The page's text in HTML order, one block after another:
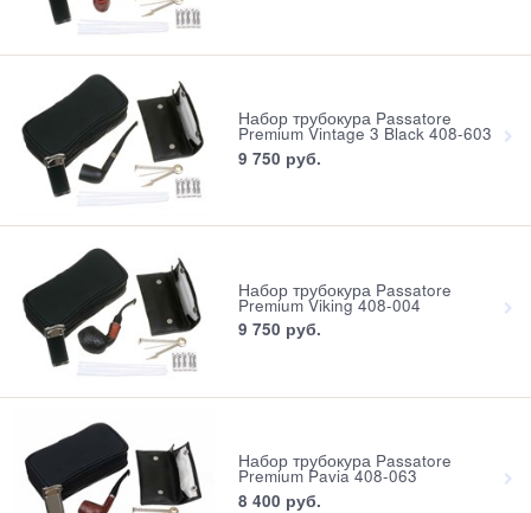
Набор трубокура Passatore
Premium Vintage 3 Black 408-603
9 750 руб.
Набор трубокура Passatore
Premium Viking 408-004
9 750 руб.
Набор трубокура Passatore
Premium Pavia 408-063
8 400 руб.